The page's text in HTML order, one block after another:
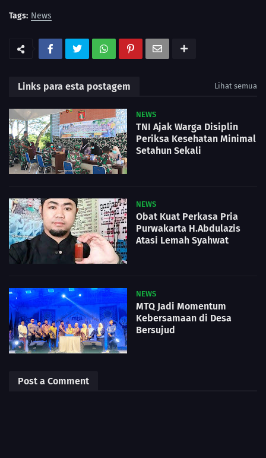
Tags: News
Links para esta postagem Lihat semua
NEWS
TNI Ajak Warga Disiplin
Periksa Kesehatan Minimal
Setahun Sekali
NEWS
Obat Kuat Perkasa Pria
Purwakarta H.Abdulazis
Atasi Lemah Syahwat
NEWS
MTQ Jadi Momentum
Kebersamaan di Desa
Bersujud
Post a Comment